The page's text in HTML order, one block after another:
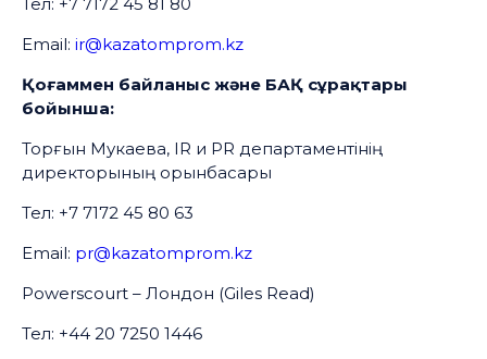
Email: ir@kazatomprom.kz
Қоғаммен байланыс және БАҚ сұрақтары
бойынша:
Торғын Мукаева, IR и PR департаментінің
директорының орынбасары
Тел: +7 7172 45 80 63
Email: pr@kazatomprom.kz
Powerscourt – Лондон (Giles Read)
Тел: +44 20 7250 1446